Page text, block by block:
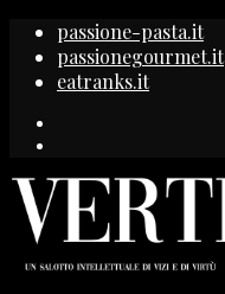
passione-pasta.it
passionegourmet.it
eatranks.it